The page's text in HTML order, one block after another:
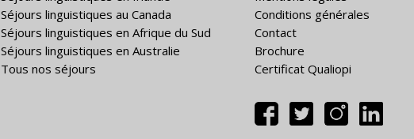
Séjours linguistiques au Canada
Séjours linguistiques en Afrique du Sud
Séjours linguistiques en Australie
Tous nos séjours
Conditions générales
Contact
Brochure
Certificat Qualiopi